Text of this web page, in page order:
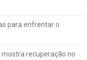
para enfrentar o
recuperação no